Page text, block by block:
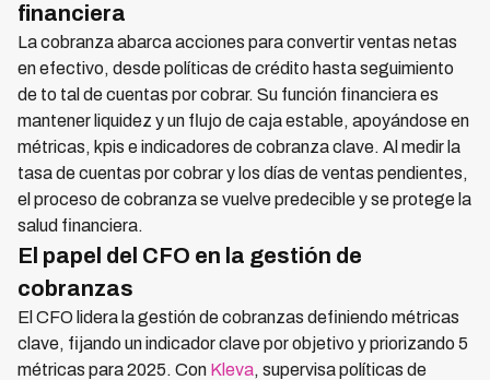
financiera
La cobranza abarca acciones para convertir ventas netas
en efectivo, desde políticas de crédito hasta seguimiento
de to tal de cuentas por cobrar. Su función financiera es
mantener liquidez y un flujo de caja estable, apoyándose en
métricas, kpis e indicadores de cobranza clave. Al medir la
tasa de cuentas por cobrar y los días de ventas pendientes,
el proceso de cobranza se vuelve predecible y se protege la
salud financiera.
El papel del CFO en la gestión de
cobranzas
El CFO lidera la gestión de cobranzas definiendo métricas
clave, fijando un indicador clave por objetivo y priorizando 5
métricas para 2025. Con Kleva, supervisa políticas de